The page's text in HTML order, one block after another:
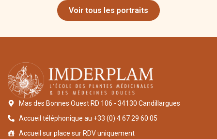
Voir tous les portraits
Mas des Bonnes Ouest RD 106 - 34130 Candillargues
Accueil téléphonique au +33 (0) 4 67 29 60 05
Accueil sur place sur RDV uniquement